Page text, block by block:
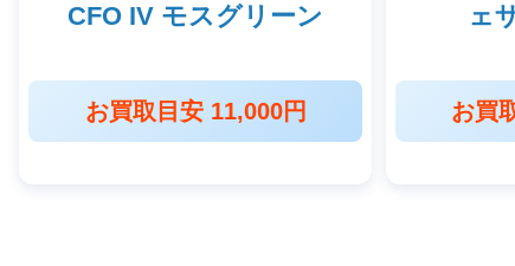
CFO IV モスグリーン
お買取目安 11,000円
ェ
お買